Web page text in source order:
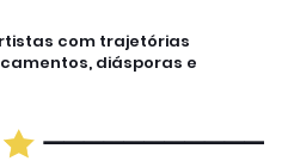
com trajetórias
diásporas e